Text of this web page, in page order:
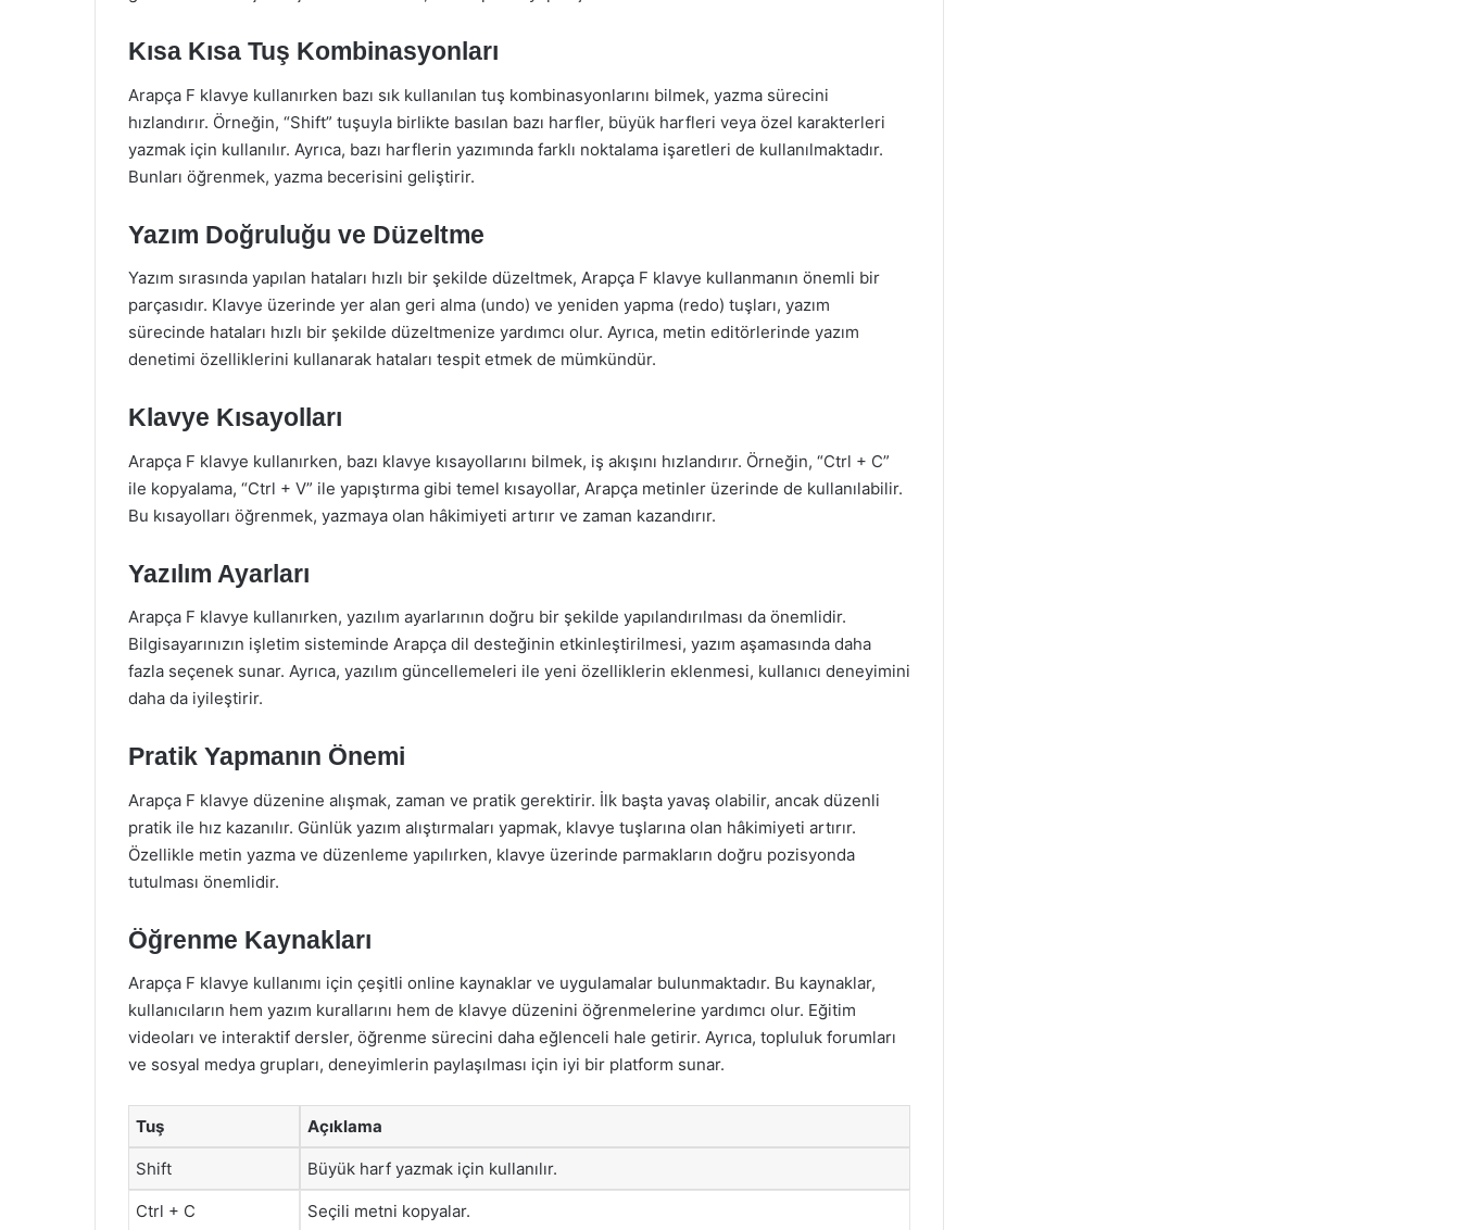
Kısa Kısa Tuş Kombinasyonları
Arapça F klavye kullanırken bazı sık kullanılan tuş kombinasyonlarını bilmek, yazma sürecini
hızlandırır. Örneğin, “Shift” tuşuyla birlikte basılan bazı harfler, büyük harfleri veya özel karakterleri
yazmak için kullanılır. Ayrıca, bazı harflerin yazımında farklı noktalama işaretleri de kullanılmaktadır.
Bunları öğrenmek, yazma becerisini geliştirir.
Yazım Doğruluğu ve Düzeltme
Yazım sırasında yapılan hataları hızlı bir şekilde düzeltmek, Arapça F klavye kullanmanın önemli bir
parçasıdır. Klavye üzerinde yer alan geri alma (undo) ve yeniden yapma (redo) tuşları, yazım
sürecinde hataları hızlı bir şekilde düzeltmenize yardımcı olur. Ayrıca, metin editörlerinde yazım
denetimi özelliklerini kullanarak hataları tespit etmek de mümkündür.
Klavye Kısayolları
Arapça F klavye kullanırken, bazı klavye kısayollarını bilmek, iş akışını hızlandırır. Örneğin, “Ctrl + C”
ile kopyalama, “Ctrl + V” ile yapıştırma gibi temel kısayollar, Arapça metinler üzerinde de kullanılabilir.
Bu kısayolları öğrenmek, yazmaya olan hâkimiyeti artırır ve zaman kazandırır.
Yazılım Ayarları
Arapça F klavye kullanırken, yazılım ayarlarının doğru bir şekilde yapılandırılması da önemlidir.
Bilgisayarınızın işletim sisteminde Arapça dil desteğinin etkinleştirilmesi, yazım aşamasında daha
fazla seçenek sunar. Ayrıca, yazılım güncellemeleri ile yeni özelliklerin eklenmesi, kullanıcı deneyimini
daha da iyileştirir.
Pratik Yapmanın Önemi
Arapça F klavye düzenine alışmak, zaman ve pratik gerektirir. İlk başta yavaş olabilir, ancak düzenli
pratik ile hız kazanılır. Günlük yazım alıştırmaları yapmak, klavye tuşlarına olan hâkimiyeti artırır.
Özellikle metin yazma ve düzenleme yapılırken, klavye üzerinde parmakların doğru pozisyonda
tutulması önemlidir.
Öğrenme Kaynakları
Arapça F klavye kullanımı için çeşitli online kaynaklar ve uygulamalar bulunmaktadır. Bu kaynaklar,
kullanıcıların hem yazım kurallarını hem de klavye düzenini öğrenmelerine yardımcı olur. Eğitim
videoları ve interaktif dersler, öğrenme sürecini daha eğlenceli hale getirir. Ayrıca, topluluk forumları
ve sosyal medya grupları, deneyimlerin paylaşılması için iyi bir platform sunar.
Tuş Açıklama
Shift Büyük harf yazmak için kullanılır.
Ctrl + C Seçili metni kopyalar.